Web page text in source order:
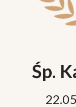
Śp.